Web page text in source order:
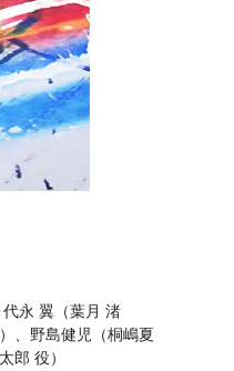
永 翼（葉月 渚
、野島健児（桐嶋夏
郎 役）